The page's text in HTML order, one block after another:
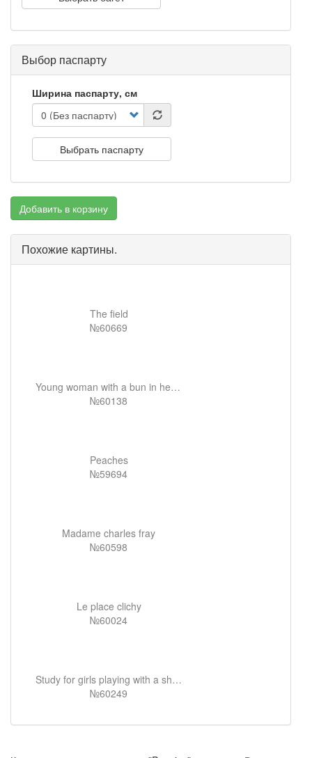
Выбор паспарту
Ширина паспарту, см
Выбрать паспарту
Добавить в корзину
Похожие картины.
The field
№60669
Young woman with a bun in her hair
№60138
Peaches
№59694
Madame charles fray
№60598
Le place clichy
№60024
Study for girls playing with a shuttlecock
№60249